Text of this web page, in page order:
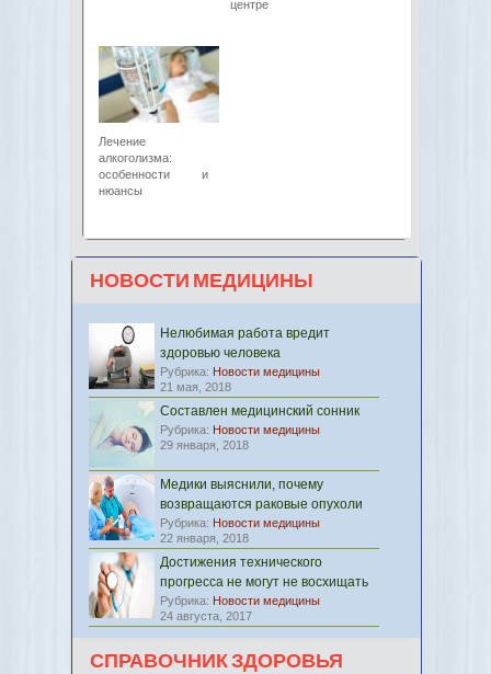
центре
Лечение
алкоголизма:
особенности и
нюансы
НОВОСТИ МЕДИЦИНЫ
Нелюбимая работа вредит
здоровью человека
Рубрика: Новости медицины
21 мая, 2018
Составлен медицинский сонник
Рубрика: Новости медицины
29 января, 2018
Медики выяснили, почему
возвращаются раковые опухоли
Рубрика: Новости медицины
22 января, 2018
Достижения технического
прогресса не могут не восхищать
Рубрика: Новости медицины
24 августа, 2017
СПРАВОЧНИК ЗДОРОВЬЯ